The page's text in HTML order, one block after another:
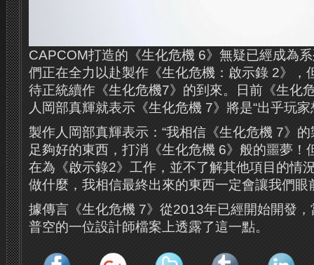
CAPCOM打造的《生化危機 6》無疑已經成為
們正在全力以赴製作《生化危機：啟示錄 2》，
待正統續作《生化危機7》的到來。日前《生化
人岡部真輝就表示《生化危機 7》將是“出乎玩家
製作人岡部真輝表示：“我相信《生化危機 7》
足夠好的東西，打消《生化危機 6》般的噩夢！
在為《啟示錄2》工作，並不了解其他項目的情
做什麼，我相信最終出來的東西一定會讓我們眼
據傳言《生化危機 7》從2013年已經開始開發
普空的一位設計師檔案上透露了這一點。